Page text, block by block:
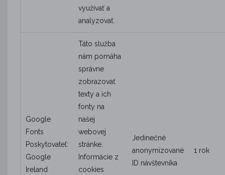
využívať a
analyzovať.
Google
Fonts
Poskytovateľ:
Google
Ireland
Táto služba
nám pomáha
správne
zobrazovať
texty a ich
fonty na
našej
webovej
stránke.
Informácie z
cookies
Jedinečné
anonymizované
ID návštevníka
1 rok